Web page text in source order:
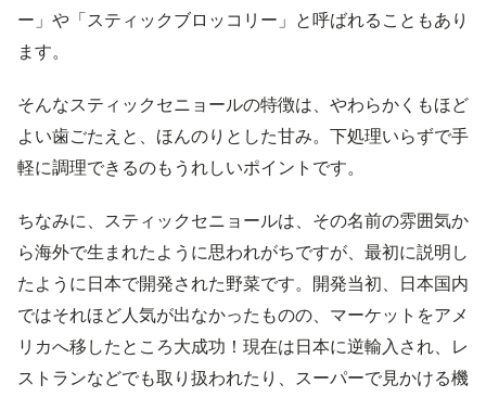
ー」や「スティックブロッコリー」と呼ばれることもあり
ます。
そんなスティックセニョールの特徴は、やわらかくもほど
よい歯ごたえと、ほんのりとした甘み。下処理いらずで手
軽に調理できるのもうれしいポイントです。
ちなみに、スティックセニョールは、その名前の雰囲気か
ら海外で生まれたように思われがちですが、最初に説明し
たように日本で開発された野菜です。開発当初、日本国内
ではそれほど人気が出なかったものの、マーケットをアメ
リカへ移したところ大成功！現在は日本に逆輸入され、レ
ストランなどでも取り扱われたり、スーパーで見かける機